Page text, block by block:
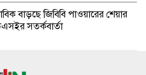
বাড়ছে জিবিবি পাওয়ারের শেয়ার
সতর্কবার্তা